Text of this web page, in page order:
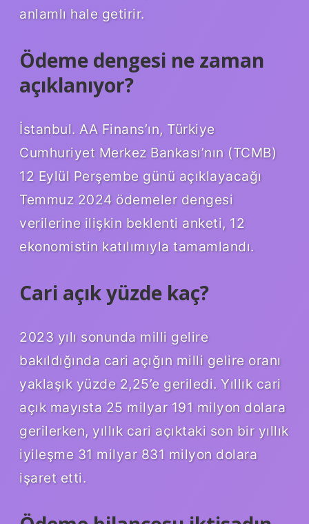
anlamlı hale getirir.
Ödeme dengesi ne zaman
açıklanıyor?
İstanbul. AA Finans’ın, Türkiye
Cumhuriyet Merkez Bankası’nın (TCMB)
12 Eylül Perşembe günü açıklayacağı
Temmuz 2024 ödemeler dengesi
verilerine ilişkin beklenti anketi, 12
ekonomistin katılımıyla tamamlandı.
Cari açık yüzde kaç?
2023 yılı sonunda milli gelire
bakıldığında cari açığın milli gelire oranı
yaklaşık yüzde 2,25’e geriledi. Yıllık cari
açık mayısta 25 milyar 191 milyon dolara
gerilerken, yıllık cari açıktaki son bir yıllık
iyileşme 31 milyar 831 milyon dolara
işaret etti.